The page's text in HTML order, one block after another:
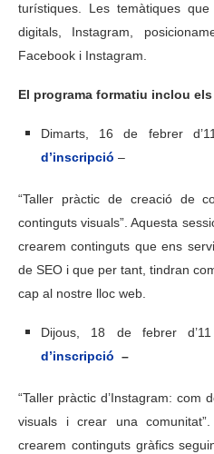
turístiques. Les temàtiques
digitals, Instagram,
Facebook i Instagram.
El programa formatiu inclou
Dimarts, 16 de febrer
d’inscripció –
“Taller pràctic de creació de
continguts visuals”. Aquesta
crearem continguts que ens
de SEO i que per tant, tindran
cap al nostre lloc web.
Dijous, 18 de febrer
d’inscripció –
“Taller pràctic d’Instagram: com
visuals i crear una
crearem continguts gràfics